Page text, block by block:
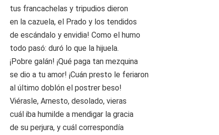
tus francachelas y tripudios dieron
en la cazuela, el Prado y los tendidos
de escándalo y envidia! Como el humo
todo pasó: duró lo que la hijuela.
¡Pobre galán! ¡Qué paga tan mezquina
se dio a tu amor! ¡Cuán presto le feriaron
al último doblón el postrer beso!
Viérasle, Arnesto, desolado, vieras
cuál iba humilde a mendigar la gracia
de su perjura, y cuál correspondía